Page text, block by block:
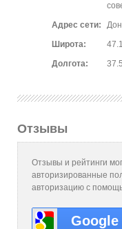
Адрес сети:
Широта:
Долгота:
Отзывы
Отзывы и рейтинги
авторизированные
авторизацию с
Google